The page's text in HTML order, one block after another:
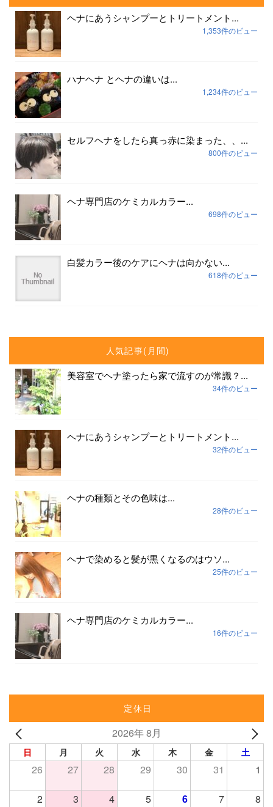
ヘナにあうシャンプーとトリートメント...
1,353件のビュー
ハナヘナ とヘナの違いは...
1,234件のビュー
セルフヘナをしたら真っ赤に染まった、、...
800件のビュー
ヘナ専門店のケミカルカラー...
698件のビュー
白髪カラー後のケアにヘナは向かない...
618件のビュー
人気記事(月間)
美容室でヘナ塗ったら家で流すのが常識？...
34件のビュー
ヘナにあうシャンプーとトリートメント...
32件のビュー
ヘナの種類とその色味は...
28件のビュー
ヘナで染めると髪が黒くなるのはウソ...
25件のビュー
ヘナ専門店のケミカルカラー...
16件のビュー
定休日
2026年 8月
日 月 火 水 木 金 土
26 27 28 29 30 31 1
2 3 4 5 6 7 8